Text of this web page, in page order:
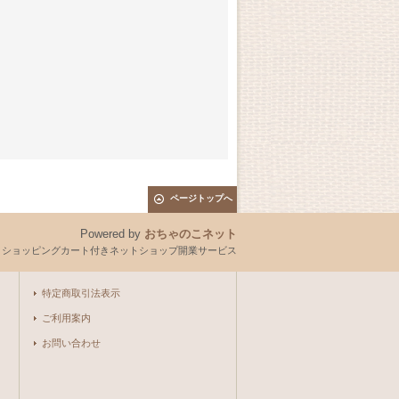
ページトップへ
Powered by おちゃのこネット
ョッピングカート付きネットショップ開業サービス
特定商取引法表示
ご利用案内
お問い合わせ